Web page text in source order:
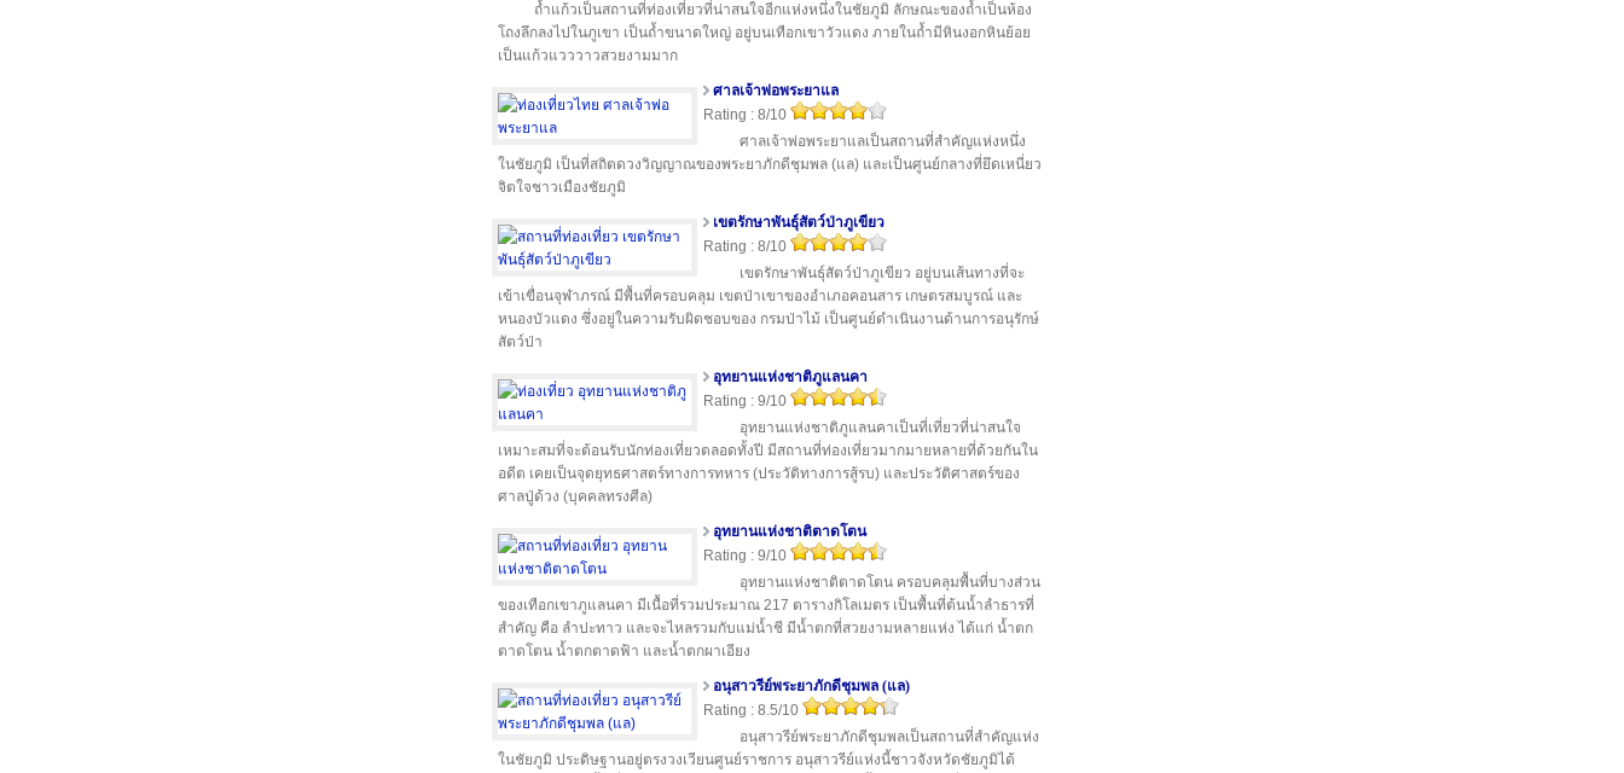
ถ้ำแก้วเป็นสถานที่ท่องเที่ยวที่น่าสนใจอีกแห่งหนึ่งในชัยภูมิ ลักษณะของถ้ำเป็นห้อง
โถงลึกลงไปในภูเขา เป็นถ้ำขนาดใหญ่ อยู่บนเทือกเขาวัวแดง ภายในถ้ำมีหินงอกหินย้อย
เป็นแก้วแวววาวสวยงามมาก
ศาลเจ้าพ่อพระยาแล
Rating : 8/10
ศาลเจ้าพ่อพระยาแลเป็นสถานที่สำคัญแห่งหนึ่ง
ในชัยภูมิ เป็นที่สถิตดวงวิญญาณของพระยาภักดีชุมพล (แล) และเป็นศูนย์กลางที่ยึดเหนี่ยว
จิตใจชาวเมืองชัยภูมิ
เขตรักษาพันธุ์สัตว์ป่าภูเขียว
Rating : 8/10
เขตรักษาพันธุ์สัตว์ป่าภูเขียว อยู่บนเส้นทางที่จะ
เข้าเขื่อนจุฬาภรณ์ มีพื้นที่ครอบคลุม เขตป่าเขาของอำเภอคอนสาร เกษตรสมบูรณ์ และ
หนองบัวแดง ซึ่งอยู่ในความรับผิดชอบของ กรมป่าไม้ เป็นศูนย์ดำเนินงานด้านการอนุรักษ์
สัตว์ป่า
อุทยานแห่งชาติภูแลนคา
Rating : 9/10
อุทยานแห่งชาติภูแลนคาเป็นที่เที่ยวที่น่าสนใจ
เหมาะสมที่จะต้อนรับนักท่องเที่ยวตลอดทั้งปี มีสถานที่ท่องเที่ยวมากมายหลายที่ด้วยกันใน
อดีต เคยเป็นจุดยุทธศาสตร์ทางการทหาร (ประวัติทางการสู้รบ) และประวัติศาสตร์ของ
ศาลปู่ด้วง (บุคคลทรงศีล)
อุทยานแห่งชาติตาดโตน
Rating : 9/10
อุทยานแห่งชาติตาดโตน ครอบคลุมพื้นที่บางส่วน
ของเทือกเขาภูแลนคา มีเนื้อที่รวมประมาณ 217 ตารางกิโลเมตร เป็นพื้นที่ต้นน้ำลำธารที่
สำคัญ คือ ลำปะทาว และจะไหลรวมกับแม่น้ำชี มีน้ำตกที่สวยงามหลายแห่ง ได้แก่ น้ำตก
ตาดโตน น้ำตกตาดฟ้า และน้ำตกผาเอียง
อนุสาวรีย์พระยาภักดีชุมพล (แล)
Rating : 8.5/10
อนุสาวรีย์พระยาภักดีชุมพลเป็นสถานที่สำคัญแห่ง
ในชัยภูมิ ประดิษฐานอยู่ตรงวงเวียนศูนย์ราชการ อนุสาวรีย์แห่งนี้ชาวจังหวัดชัยภูมิได้